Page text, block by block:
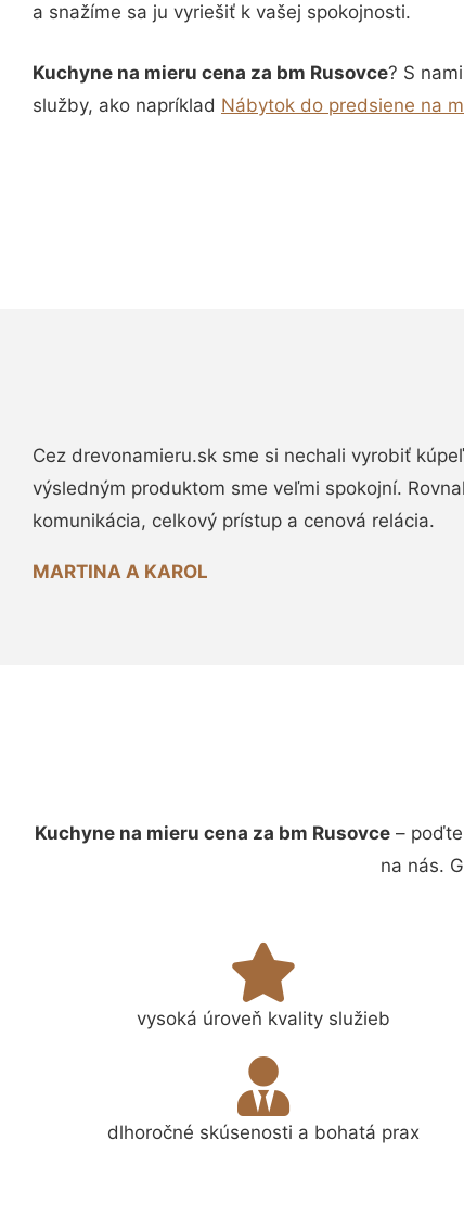
a snažíme sa ju vyriešiť k vašej spokojnosti.
Kuchyne na mieru cena za bm Rusovce? S
služby, ako napríklad Nábytok do predsiene na
Cez drevonamieru.sk sme si nechali vyrobiť
výsledným produktom sme veľmi spokojní.
komunikácia, celkový prístup a cenová relácia.
MARTINA A KAROL
Kuchyne na mieru cena za bm Rusovce –
na nás.
vysoká úroveň kvality služieb
dlhoročné skúsenosti a bohatá prax